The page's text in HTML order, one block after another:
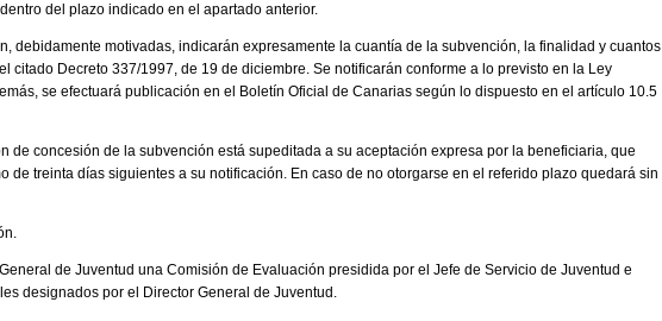
del plazo indicado en el apartado anterior.
debidamente motivadas, indicarán expresamente la cuantía de la subvención, la finalidad y cuantos
citado Decreto 337/1997, de 19 de diciembre. Se notificarán conforme a lo previsto en la Ley
se efectuará publicación en el Boletín Oficial de Canarias según lo dispuesto en el artículo 10.5
de concesión de la subvención está supeditada a su aceptación expresa por la beneficiaria, que
de treinta días siguientes a su notificación. En caso de no otorgarse en el referido plazo quedará sin
de Juventud una Comisión de Evaluación presidida por el Jefe de Servicio de Juventud e
designados por el Director General de Juventud.